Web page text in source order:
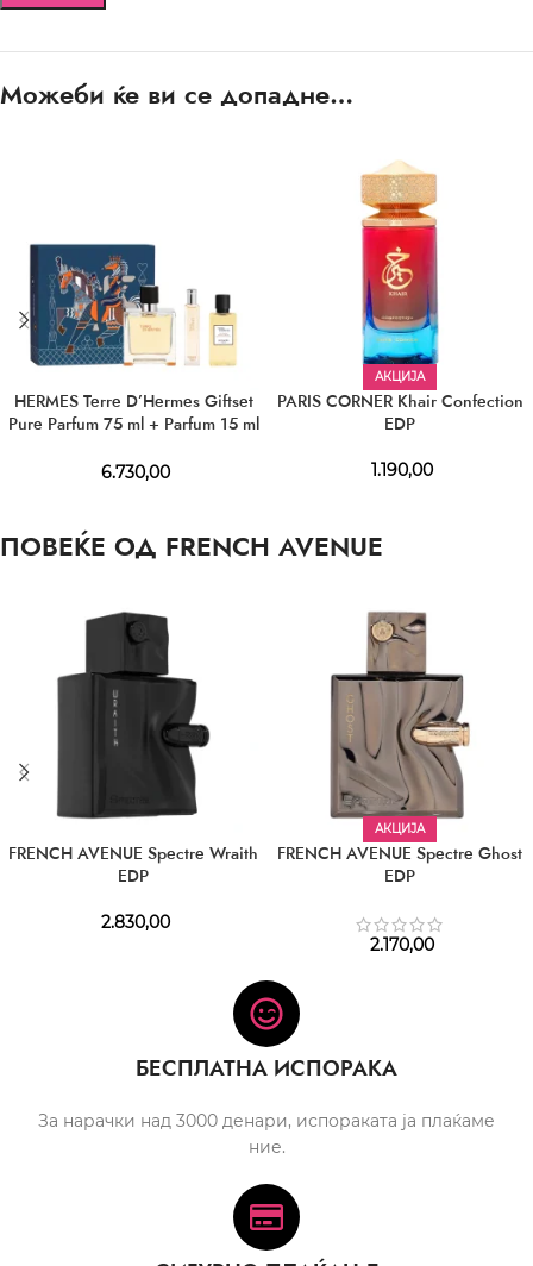
Можеби ќе ви се допадне…
HERMES Terre D’Hermes Giftset
Pure Parfum 75 ml + Parfum 15 ml
6.730,00
АКЦИЈА
PARIS CORNER Khair Confection
EDP
1.190,00
ПОВЕЌЕ ОД FRENCH AVENUE
FRENCH AVENUE Spectre Wraith
EDP
2.830,00
АКЦИЈА
FRENCH AVENUE Spectre Ghost
EDP
2.170,00
БЕСПЛАТНА ИСПОРАКА
За нарачки над 3000 денари, испораката ја плаќаме
ние.